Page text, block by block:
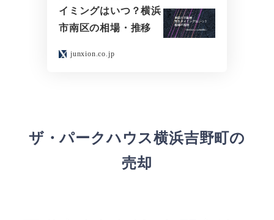
イミングはいつ？横浜
市南区の相場・推移
junxion.co.jp
ザ・パークハウス横浜吉野町の
売却